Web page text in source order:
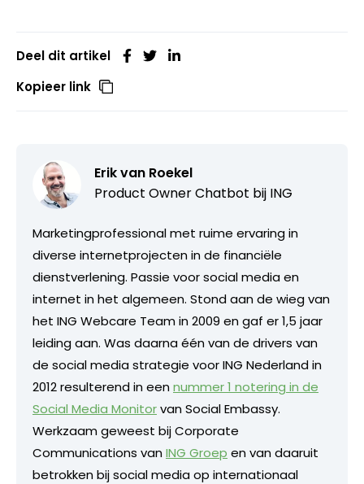
Deel dit artikel
Kopieer link
Erik van Roekel
Product Owner Chatbot bij ING
Marketingprofessional met ruime ervaring in
diverse internetprojecten in de financiële
dienstverlening. Passie voor social media en
internet in het algemeen. Stond aan de wieg van
het ING Webcare Team in 2009 en gaf er 1,5 jaar
leiding aan. Was daarna één van de drivers van
de social media strategie voor ING Nederland in
2012 resulterend in eennummer 1 notering in de
Social Media Monitorvan Social Embassy.
Werkzaam geweest bij Corporate
Communications vanING Groep en van daaruit
betrokken bij social media op internationaal